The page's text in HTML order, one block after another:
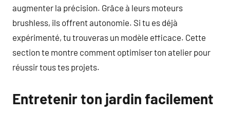
augmenter la précision. Grâce à leurs moteurs
brushless, ils offrent autonomie. Si tu es déjà
expérimenté, tu trouveras un modèle efficace. Cette
section te montre comment optimiser ton atelier pour
réussir tous tes projets.
Entretenir ton jardin facilement